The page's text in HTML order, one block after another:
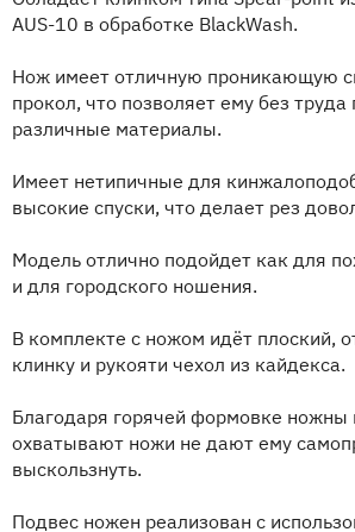
AUS-10 в обработке BlackWash.
Нож имеет отличную проникающую
прокол, что позволяет ему без труда
различные материалы.
Имеет нетипичные для
высокие спуски, что делает рез
Модель отлично подойдет как для
и для городского ношения.
В комплекте с ножом идёт плоский,
клинку и рукояти чехол из кайдекса.
Благодаря горячей формовке ножны
охватывают ножи не дают ему
выскользнуть.
Подвес ножен реализован с